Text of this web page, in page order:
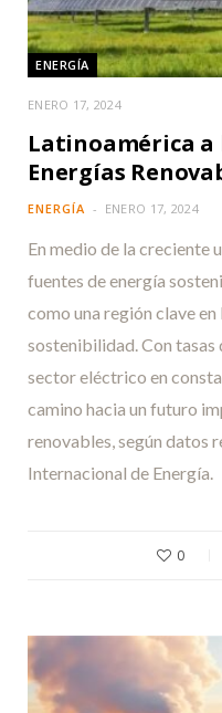
ENERGÍA
ENERO 17, 2024
Latinoamérica a
Energías
ENERGÍA ENERO 17, 2024
En medio de la creciente
fuentes de energía
como una región clave
sostenibilidad. Con
sector eléctrico en
camino hacia un futuro
renovables, según datos
Internacional de Energía.
0